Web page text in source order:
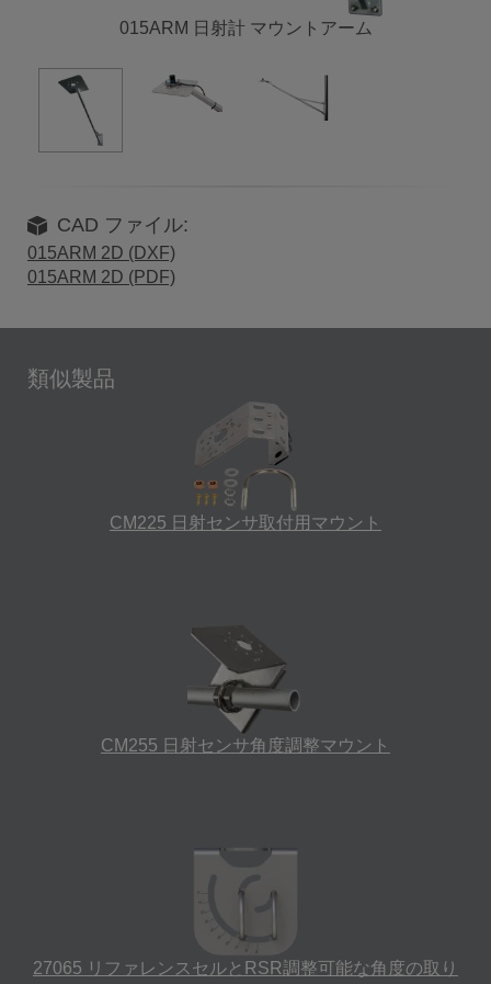
015ARM 日射計 マウントアーム
CAD ファイル:
015ARM 2D (DXF)
015ARM 2D (PDF)
類似製品
CM225 日射センサ取付用マウント
CM255 日射センサ角度調整マウント
27065 リファレンスセルとRSR調整可能な角度の取り